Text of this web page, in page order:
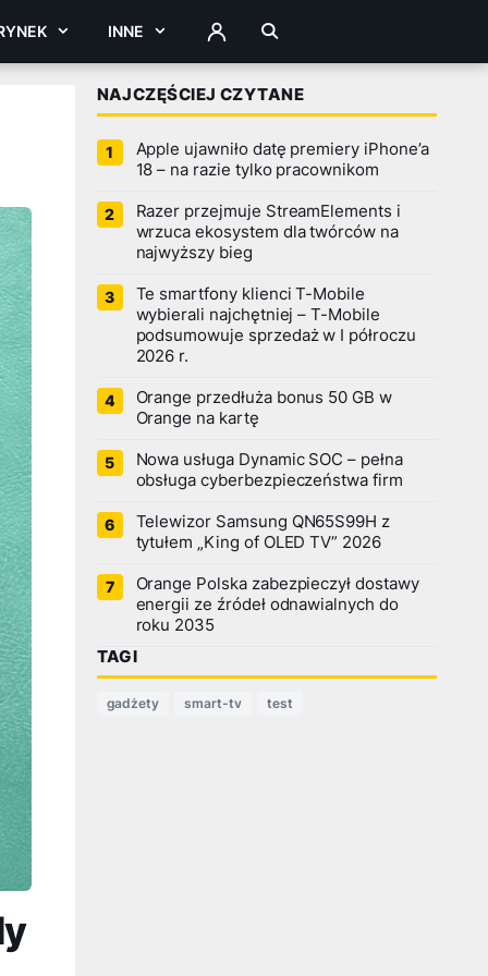
INNE ZALOGUJ
NAJCZĘŚCIEJ CZYTANE
Apple ujawniło datę premiery iPhone’a
18 – na razie tylko pracownikom
Razer przejmuje StreamElements i
wrzuca ekosystem dla twórców na
najwyższy bieg
Te smartfony klienci T-Mobile
wybierali najchętniej – T-Mobile
podsumowuje sprzedaż w I półroczu
2026 r.
Orange przedłuża bonus 50 GB w
Orange na kartę
Nowa usługa Dynamic SOC – pełna
obsługa cyberbezpieczeństwa firm
Telewizor Samsung QN65S99H z
tytułem „King of OLED TV” 2026
Orange Polska zabezpieczył dostawy
energii ze źródeł odnawialnych do
roku 2035
TAGI
gadżety smart-tv test